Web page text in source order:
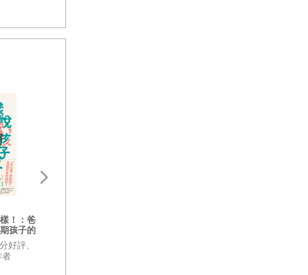
，不是
道」和
！：爸
孩子的
教
好評、